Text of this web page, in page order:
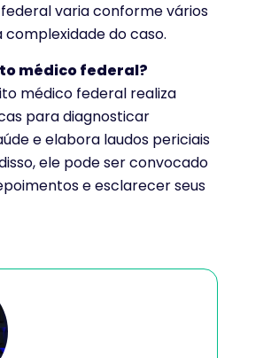
varia conforme vários
do caso.
médico federal?
médico federal realiza
para diagnosticar
e elabora laudos periciais
ele pode ser convocado
e esclarecer seus